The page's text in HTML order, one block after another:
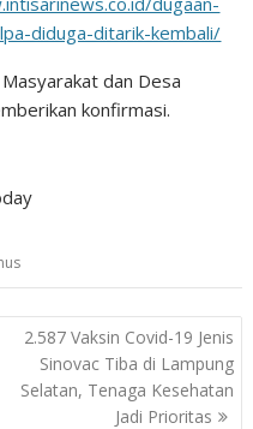
diduga-ditarik-kembali/
dan Desa
konfirmasi.
2.587 Vaksin Covid-19 Jenis
Sinovac Tiba di Lampung
Selatan, Tenaga Kesehatan
Jadi Prioritas